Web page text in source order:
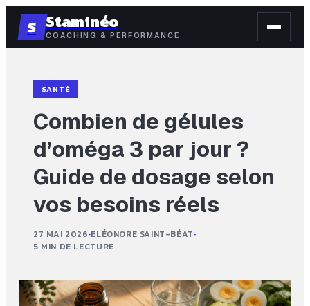
S Staminéo
COACHING & PERFORMANCE
SANTÉ
Combien de gélules
d’oméga 3 par jour ?
Guide de dosage selon
vos besoins réels
27 MAI 2026·ELÉONORE SAINT-BÉAT·
5 MIN DE LECTURE